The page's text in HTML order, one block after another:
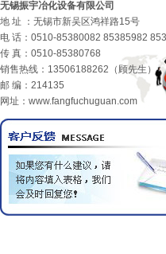
无锡振宇冶化设备有限公司
地 址 ：无锡市新吴区鸿祥路15号
电 话：0510-85380082 85385982
传 真：0510-85380768
销售热线：13506188262（顾先生）
邮 编：214135
网址：www.fangfuchuguan.com